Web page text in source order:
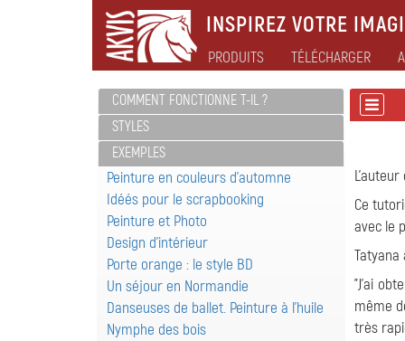
INSPIREZ VOTRE
PRODUITS TÉLÉCHARGER
COMMENT FONCTIONNE T-IL ?
STYLES
EXEMPLES
Peinture en couleurs d'automne
Idéés pour le scrapbooking
Peinture et Photo
Design d'intérieur
Porte orange : le style BD
Un séjour en Normandie
Danseuses de ballet. Peinture à l'huile
Nymphe des bois
Ce
avec le
Tatyana
"J'ai
même
très